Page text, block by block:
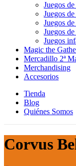
Juegos
Juegos
Juegos
Juegos
Juegos
Magic the
Mercadillo 2ª
Merchandising
Accesorios
Tienda
Blog
Quiénes Somos
Corvus